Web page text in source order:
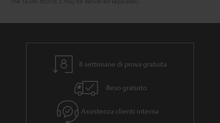
8 settimane di prova gratuita
Reso gratuito
Assistenza clienti interna